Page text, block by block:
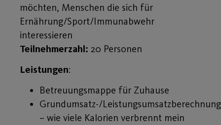
möchten, Menschen die sich für
Ernährung/Sport/Immunabwehr
interessieren
Teilnehmerzahl: 20 Personen
Leistungen:
Betreuungsmappe für Zuhause
Grundumsatz-/Leistungsumsatzberechnung
– wie viele Kalorien verbrennt mein